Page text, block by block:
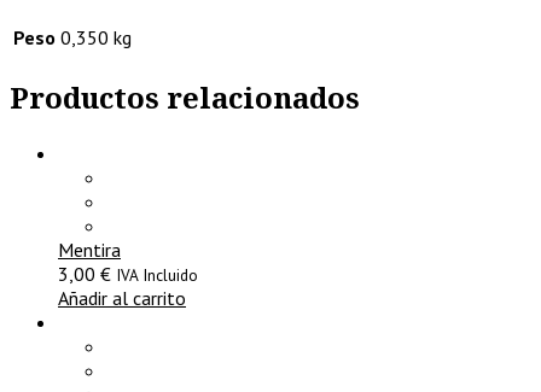
Peso 0,350 kg
Productos relacionados
Mentira
3,00 € IVA Incluido
Añadir al carrito